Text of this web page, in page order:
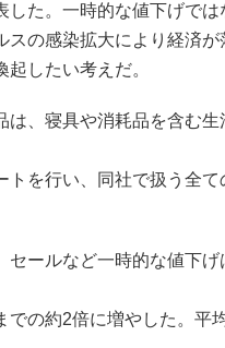
した。一時的な値下げでは
スの感染拡大により経済
起したい考えだ。
、寝具や消耗品を含む
トを行い、同社で扱う全
セールなど一時的な値下
での約2倍に増やした。平